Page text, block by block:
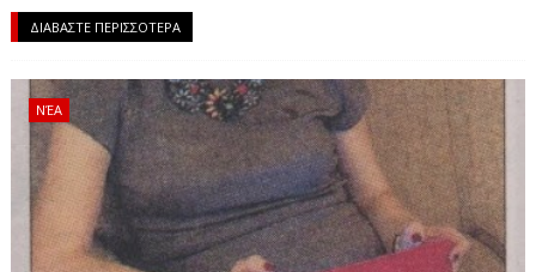
ΔΙΑΒΑΣΤΕ ΠΕΡΙΣΣΟΤΕΡΑ
ΝΈΑ